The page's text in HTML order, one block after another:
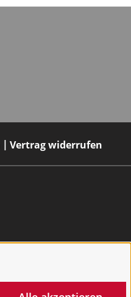
Vertrag widerrufen